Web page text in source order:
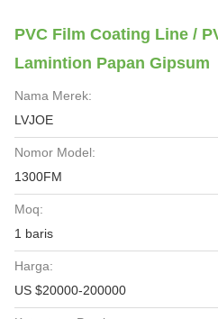
PVC Film Coating Line /
Lamintion Papan Gipsum
Nama Merek:
LVJOE
Nomor Model:
1300FM
Moq:
1 baris
Harga:
US $20000-200000